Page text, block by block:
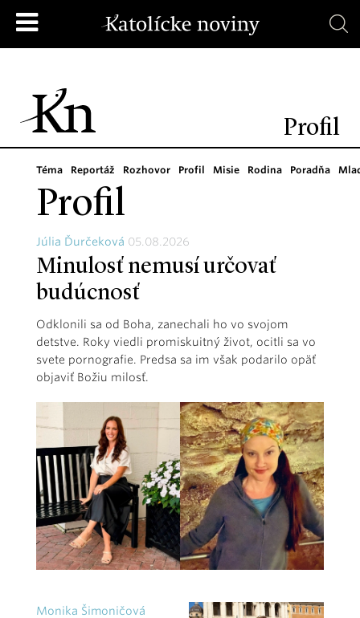
Profil
Téma Reportáž Rozhovor Profil Misie Rodina Poradňa
Profil
Júlia Ďurčeková 05.08.2026
Minulosť nemusí určovať
budúcnosť
Odklonili sa od Boha, zanechali ho vo svojom
detstve. Roky viedli promiskuitný život, ocitli sa vo
svete pornografie. Predsa sa im však podarilo opäť
objaviť Božiu milosť.
Monika Šimoničová